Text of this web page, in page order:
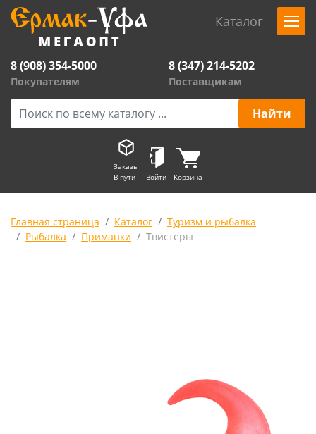
Каталог
8 (908) 354-5000
Покупателям
8 (347) 214-5202
Поставщикам
Заказы
В пути
Войти Корзина
Главная страница Каталог
Туризм и рыбалка
Рыбалка
Приманки Твистеры